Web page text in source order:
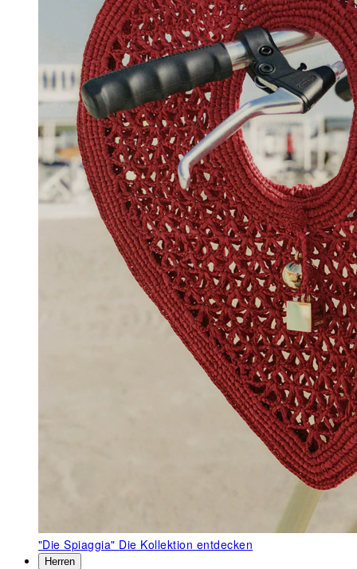
"Die Spiaggia" Die Kollektion entdecken
Herren